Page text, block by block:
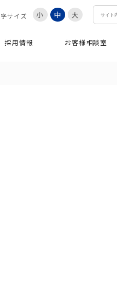
サイズ 小 中 大
採用情報 お客様相談室